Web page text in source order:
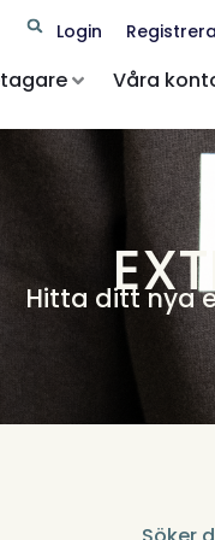
Search
Login
Våra
Hitta ditt nya